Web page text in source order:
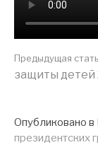
Предыдущая
защиты детей
Опубликовано в
президентских